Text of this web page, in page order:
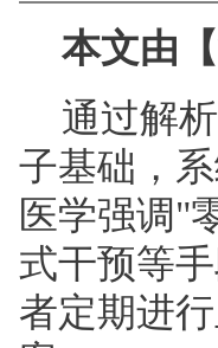
本文由
通过解
子基础，
医学强调"
式干预等
者定期进